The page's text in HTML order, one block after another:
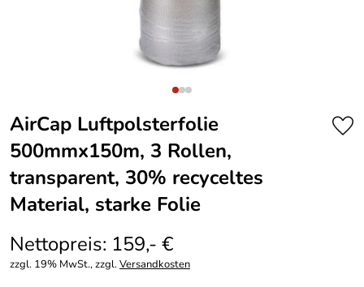
AirCap Luftpolsterfolie
500mmx150m, 3 Rollen,
transparent, 30% recyceltes
Material, starke Folie
Nettopreis: 159,- €
zzgl. 19% MwSt., zzgl.Versandkosten